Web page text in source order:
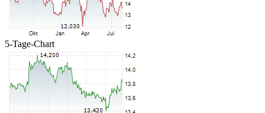
5-Tage-Chart